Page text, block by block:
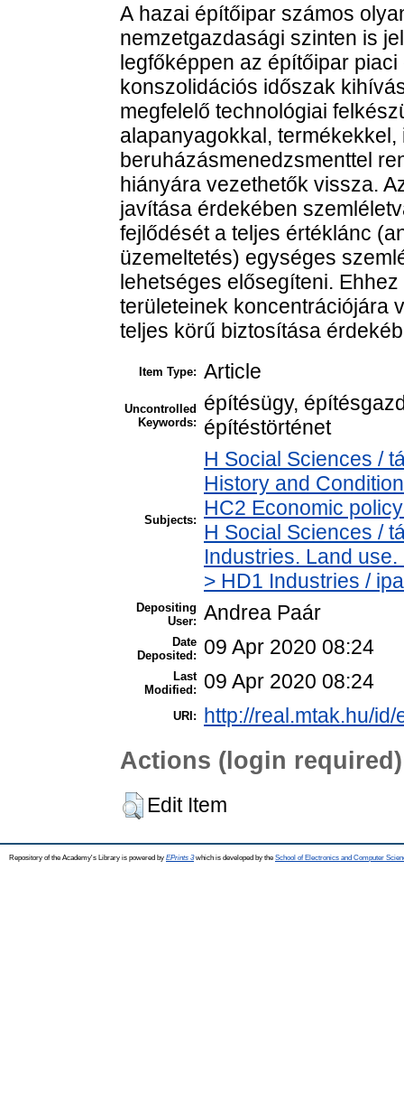
A hazai építőipar számos
nemzetgazdasági szinten is
legfőképpen az építőipar
konszolidációs időszak
megfelelő technológiai
alapanyagokkal,
beruházásmenedzsmenttel
hiányára vezethetők vissza.
javítása érdekében
fejlődését a teljes értéklánc
üzemeltetés) egységes
lehetséges elősegíteni.
területeinek koncentrációjára
teljes körű biztosítása
Item Type: Article
Uncontrolled
Keywords:
építésügy,
építéstörténet
Subjects:
H Social Sciences /
History and
HC2 Economic
H Social Sciences /
Industries. Land
> HD1 Industries /
Depositing
User: Andrea Paár
Date
Deposited:
09 Apr 2020 08:24
Last
Modified:
09 Apr 2020 08:24
URI: http://real.mtak.hu/
Actions (login required)
Edit Item
Repository of the Academy's Library is powered by EPrints 3which is developed by the School of Electronics and Computer